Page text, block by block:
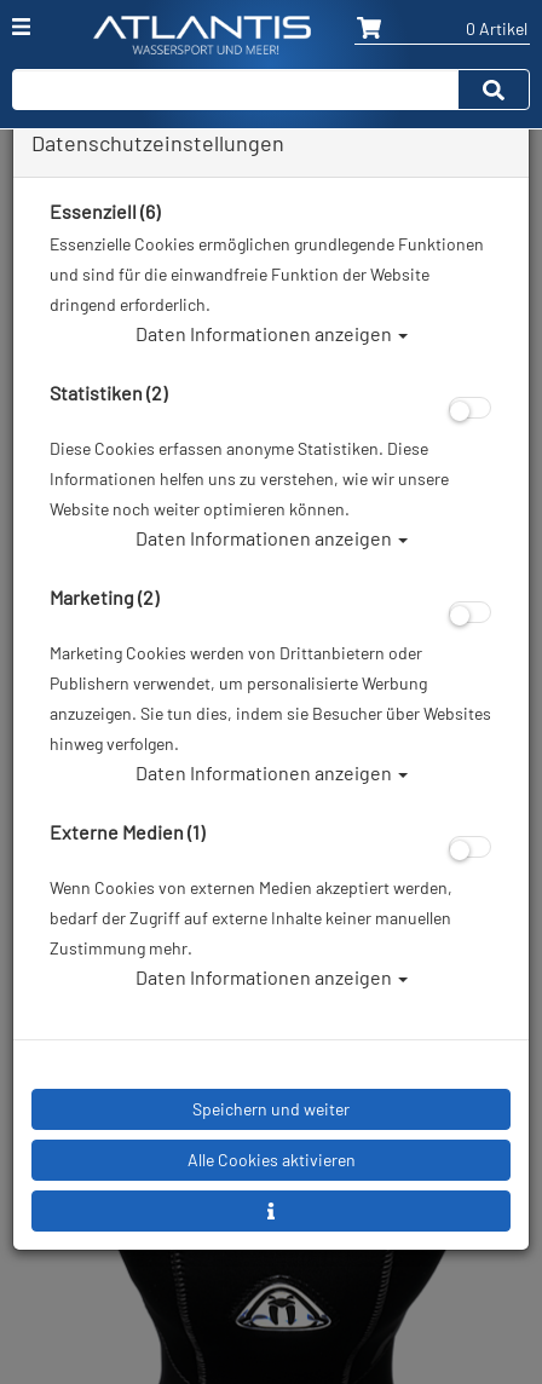
0 Artikel
Zurück
Datenschutzeinstellungen
Essenziell (6)
Essenzielle Cookies ermöglichen grundlegende Funktionen
und sind für die einwandfreie Funktion der Website
dringend erforderlich.
Daten Informationen anzeigen
Statistiken (2)
Diese Cookies erfassen anonyme Statistiken. Diese
Informationen helfen uns zu verstehen, wie wir unsere
Website noch weiter optimieren können.
Daten Informationen anzeigen
Marketing (2)
Marketing Cookies werden von Drittanbietern oder
Publishern verwendet, um personalisierte Werbung
anzuzeigen. Sie tun dies, indem sie Besucher über Websites
hinweg verfolgen.
Daten Informationen anzeigen
Externe Medien (1)
Wenn Cookies von externen Medien akzeptiert werden,
bedarf der Zugriff auf externe Inhalte keiner manuellen
Zustimmung mehr.
Daten Informationen anzeigen
Speichern und weiter
Alle Cookies aktivieren